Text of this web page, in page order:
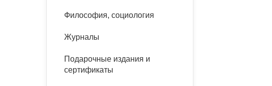
Философия, социология
Журналы
Подарочные издания и
сертификаты